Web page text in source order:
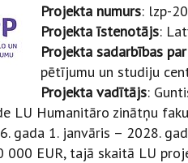
Projekta numurs: lzp-
Projekta īstenotājs:
Projekta sadarbības
pētījumu un studiju
Projekta vadītājs:
LU Humanitāro zinātņu
gada 1. janvāris – 2028.
000 EUR, tajā skaitā LU